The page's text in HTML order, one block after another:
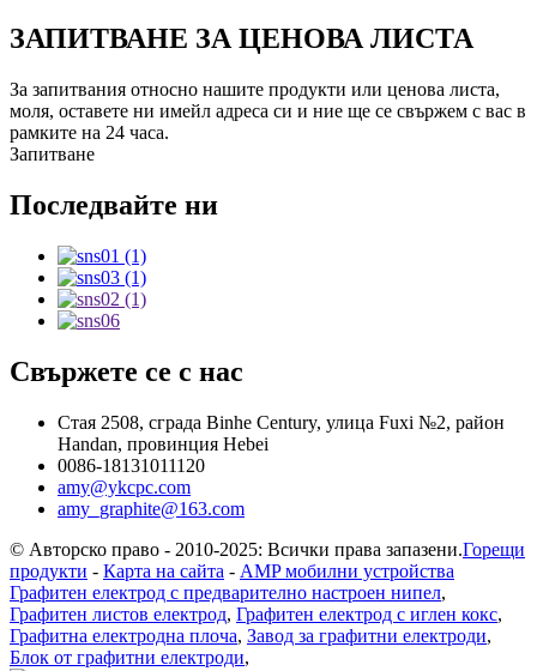
ЗАПИТВАНЕ ЗА ЦЕНОВА ЛИСТА
За запитвания относно нашите продукти или ценова листа,
моля, оставете ни имейл адреса си и ние ще се свържем с вас в
рамките на 24 часа.
Запитване
Последвайте ни
Свържете се с нас
Стая 2508, сграда Binhe Century, улица Fuxi №2, район
Handan, провинция Hebei
0086-18131011120
amy@ykcpc.com
amy_graphite@163.com
© Авторско право - 2010-2025: Всички права запазени.Горещи
продукти - Карта на сайта - AMP мобилни устройства
Графитен електрод с предварително настроен нипел,
Графитен листов електрод, Графитен електрод с иглен кокс,
Графитна електродна плоча, Завод за графитни електроди,
Блок от графитни електроди,